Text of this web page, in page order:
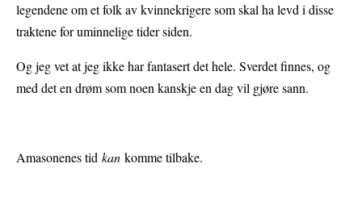
legendene om et folk av kvinnekrigere som skal ha levd i disse
traktene for uminnelige tider siden.
Og jeg vet at jeg ikke har fantasert det hele. Sverdet finnes, og
med det en drøm som noen kanskje en dag vil gjøre sann.
Amasonenes tid kan komme tilbake.